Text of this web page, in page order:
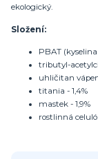
ekologický.
Složení:
PBAT
tributyl-
uhličitan
titania - 1,4%
mastek - 1,9%
rostlinná